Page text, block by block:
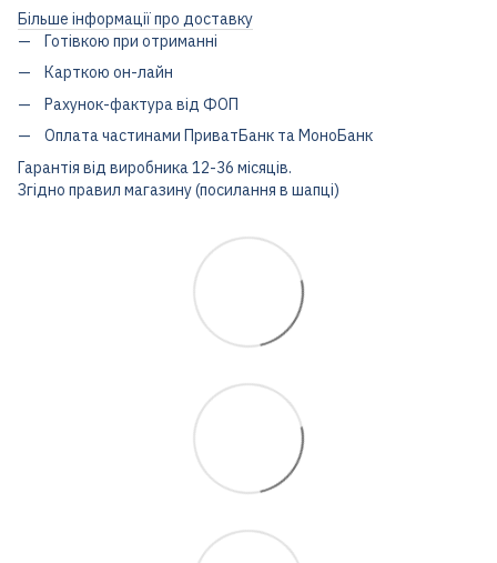
Більше інформації про доставку
Готівкою при отриманні
Карткою он-лайн
Рахунок-фактура від ФОП
Оплата частинами ПриватБанк та МоноБанк
Гарантія від виробника 12-36 місяців.
Згідно правил магазину (посилання в шапці)